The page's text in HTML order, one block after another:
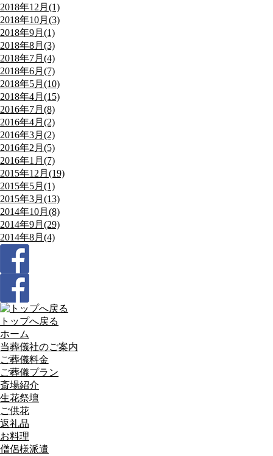
2018年12月(1)
2018年10月(3)
2018年9月(1)
2018年8月(3)
2018年7月(4)
2018年6月(7)
2018年5月(10)
2018年4月(15)
2016年7月(8)
2016年4月(2)
2016年3月(2)
2016年2月(5)
2016年1月(7)
2015年12月(19)
2015年5月(1)
2015年3月(13)
2014年10月(8)
2014年9月(29)
2014年8月(4)
トップへ戻る
ホーム
当葬儀社のご案内
ご葬儀料金
ご葬儀プラン
斎場紹介
生花祭壇
ご供花
返礼品
お料理
僧侶様派遣